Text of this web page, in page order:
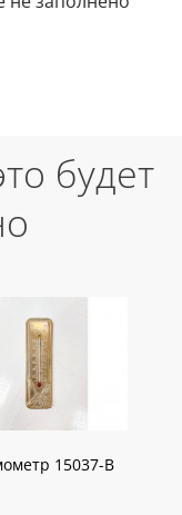
будет
15037-B